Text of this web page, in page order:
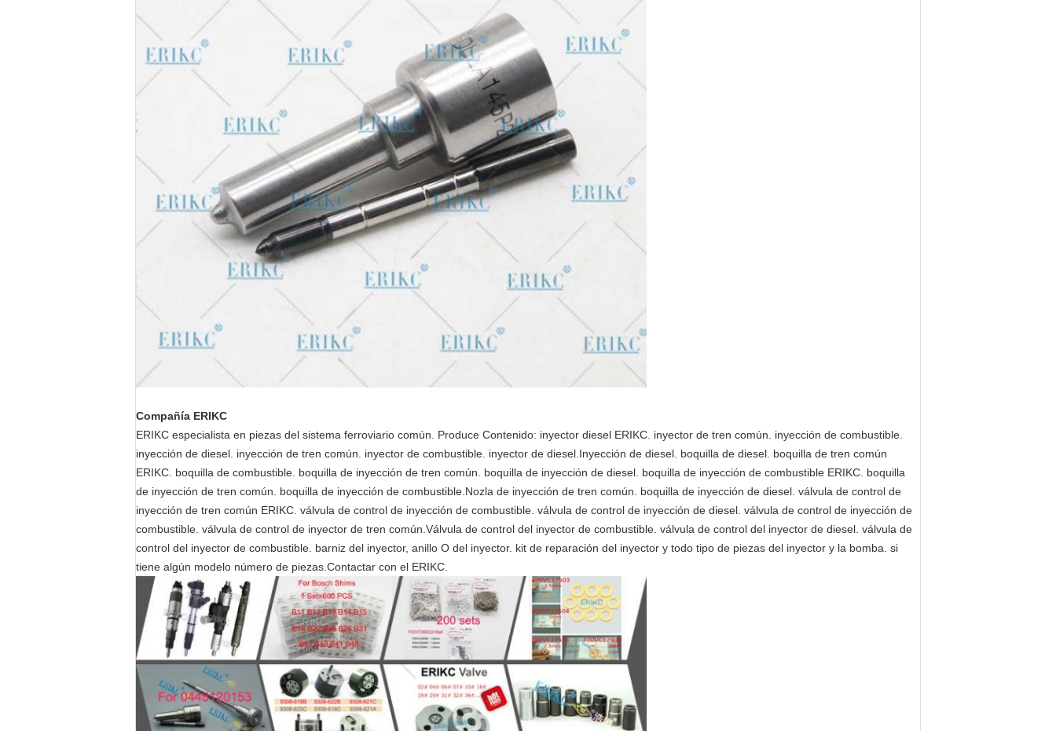
Compañía ERIKC
ERIKC especialista en piezas del sistema ferroviario común. Produce Contenido: inyector diesel ERIKC. inyector de tren común. inyección de combustible.
inyección de diesel. inyección de tren común. inyector de combustible. inyector de diesel.Inyección de diesel. boquilla de diesel. boquilla de tren común
ERIKC. boquilla de combustible. boquilla de inyección de tren común. boquilla de inyección de diesel. boquilla de inyección de combustible ERIKC. boquilla
de inyección de tren común. boquilla de inyección de combustible.Nozla de inyección de tren común. boquilla de inyección de diesel. válvula de control de
inyección de tren común ERIKC. válvula de control de inyección de combustible. válvula de control de inyección de diesel. válvula de control de inyección de
combustible. válvula de control de inyector de tren común.Válvula de control del inyector de combustible. válvula de control del inyector de diesel. válvula de
control del inyector de combustible. barniz del inyector, anillo O del inyector. kit de reparación del inyector y todo tipo de piezas del inyector y la bomba. si
tiene algún modelo número de piezas.Contactar con el ERIKC.